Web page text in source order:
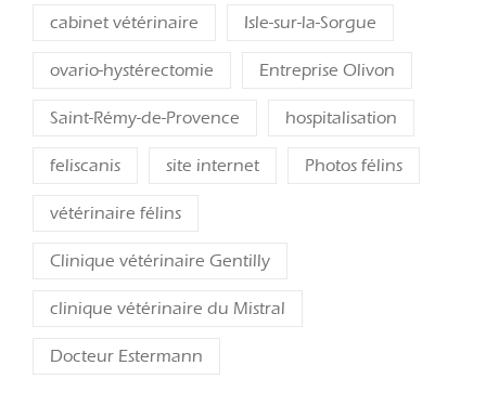
cabinet vétérinaire Isle-sur-la-Sorgue
ovario-hystérectomie Entreprise Olivon
Saint-Rémy-de-Provence hospitalisation
feliscanis site internet Photos félins
vétérinaire félins
Clinique vétérinaire Gentilly
clinique vétérinaire du Mistral
Docteur Estermann